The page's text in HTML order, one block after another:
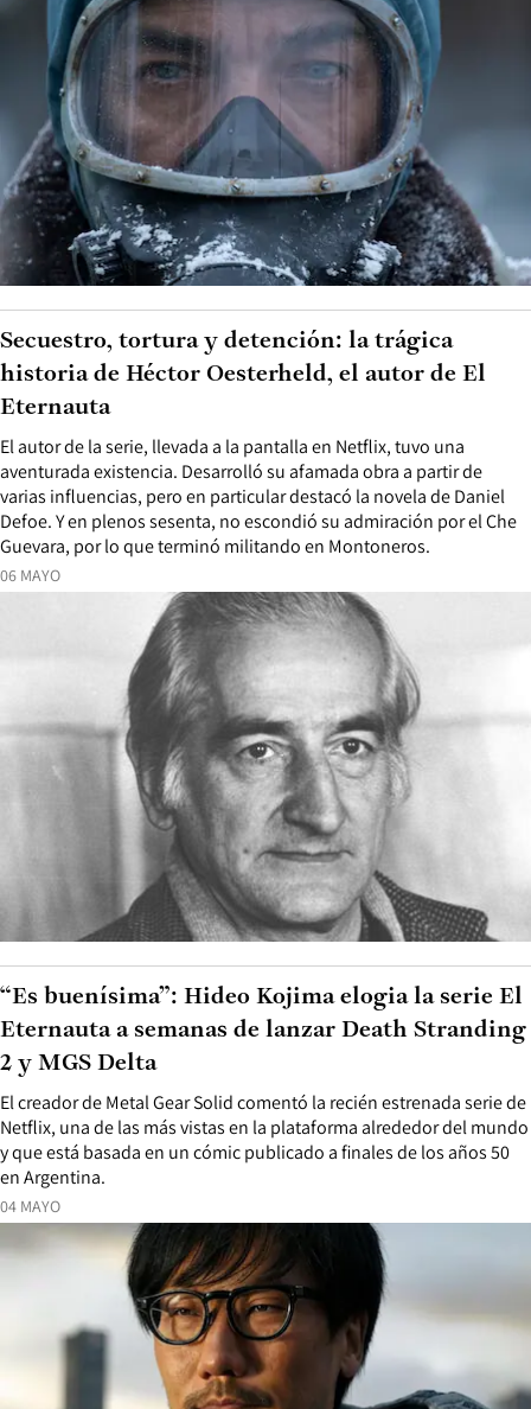
06 MAYO
El autor de la serie, llevada a la pantalla en Netflix, tuvo una
aventurada existencia. Desarrolló su afamada obra a partir de
varias influencias, pero en particular destacó la novela de Daniel
Defoe. Y en plenos sesenta, no escondió su admiración por el Che
Guevara, por lo que terminó militando en Montoneros.
Secuestro, tortura y detención: la trágica
historia de Héctor Oesterheld, el autor de El
Eternauta
04 MAYO
El creador de Metal Gear Solid comentó la recién estrenada serie de
Netflix, una de las más vistas en la plataforma alrededor del mundo
y que está basada en un cómic publicado a finales de los años 50
en Argentina.
“Es buenísima”: Hideo Kojima elogia la serie El
Eternauta a semanas de lanzar Death Stranding
2 y MGS Delta